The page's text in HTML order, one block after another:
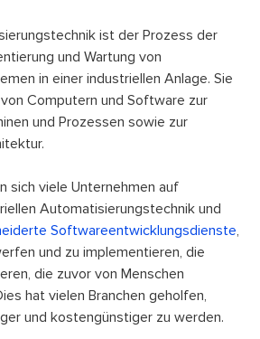
ist der Prozess der
und Wartung von
in einer industriellen Anlage. Sie
Computern und Software zur
und Prozessen sowie zur
sich viele Unternehmen auf
Automatisierungstechnik und
Softwareentwicklungsdienste,
und zu implementieren, die
die zuvor von Menschen
hat vielen Branchen geholfen,
und kostengünstiger zu werden.